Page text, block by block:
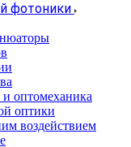
фотоники
оптомеханика
оптики
воздействием